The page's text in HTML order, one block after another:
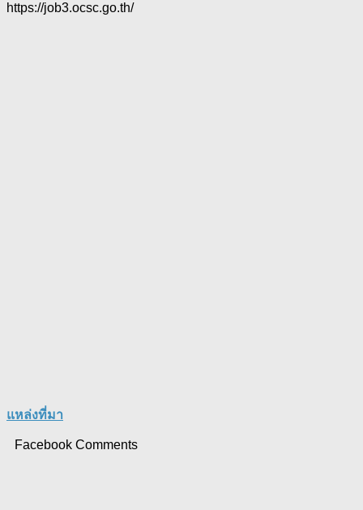
https://job3.ocsc.go.th/
แหล่งที่มา
Facebook Comments